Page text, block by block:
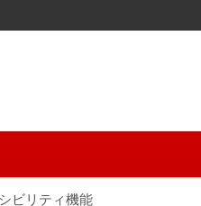
ビリティ機能